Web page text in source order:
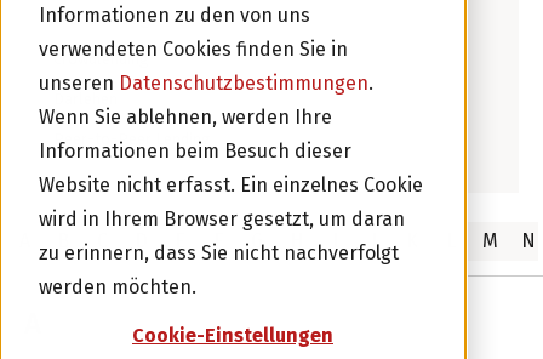
Informationen zu den von uns
verwendeten Cookies finden Sie in
unseren Datenschutzbestimmungen.
Wenn Sie ablehnen, werden Ihre
Informationen beim Besuch dieser
Website nicht erfasst. Ein einzelnes Cookie
wird in Ihrem Browser gesetzt, um daran
zu erinnern, dass Sie nicht nachverfolgt
werden möchten.
Cookie-Einstellungen
Im Portal Anmelden
Crowdfunding
Crowdlending
Peer-to-Peer Lending
F G M N